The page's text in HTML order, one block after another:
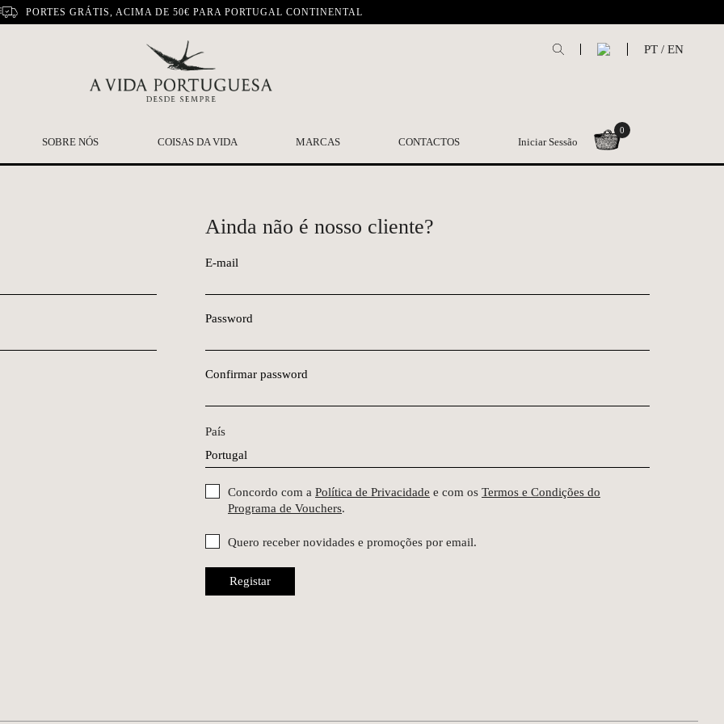
PORTES GRÁTIS, ACIMA DE 50€ PARA PORTUGAL CONTINENTAL
PT / EN
SOBRE NÓS COISAS DA VIDA MARCAS CONTACTOS Iniciar Sessão
0
Ainda não é nosso cliente?
E-mail
Password
Confirmar password
País
Concordo com a Política de Privacidade e com os Termos e Condições do
Programa de Vouchers.
Quero receber novidades e promoções por email.
Registar